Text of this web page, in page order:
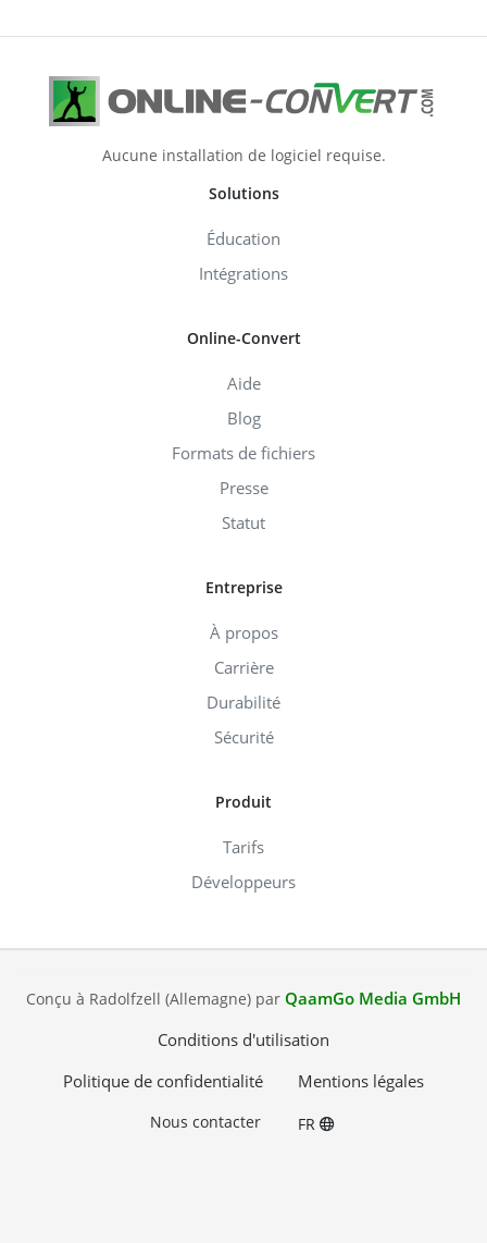
Aucune installation de logiciel requise.
Solutions
Éducation
Intégrations
Online-Convert
Aide
Blog
Formats de fichiers
Presse
Statut
Entreprise
À propos
Carrière
Durabilité
Sécurité
Produit
Tarifs
Développeurs
Conçu à Radolfzell (Allemagne) par QaamGo Media GmbH
Conditions d'utilisation
Politique de confidentialité
Mentions légales
Nous contacter FR